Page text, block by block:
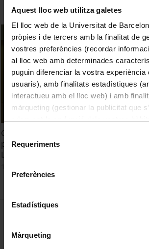
Aquest lloc web utilitza galetes
El lloc web de la Universitat de
pròpies i de tercers amb la finalitat de
vostres preferències (recordar
al lloc web amb determinades
puguin diferenciar la vostra experiència
usuaris), amb finalitats estadístiques
interactueu amb el lloc web) i amb
màrqueting (gestionar la publicitat que
consultar laPolítica de galetes del lloc
Selecció
de
consentiment
Requeriments
Preferències
Estadístiques
Màrqueting
Cap a un nou Orient mitjà? Reptes i
pau. L'evolució del conflicte sirià:
Lurdes Vidal